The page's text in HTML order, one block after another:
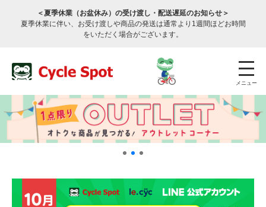
＜夏季休業（お盆休み）の受け渡し・配送遅延のお知らせ＞
夏季休業に伴い、お受け渡しや商品の発送は通常より1週間ほどお時間
をいただく場合がございます。
メニュー
店舗検索 ログイン